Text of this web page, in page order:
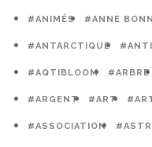
#ANIMÉS #ANNE
#ANTARCTIQUE
#AQTIBLOOM #ARBRE
#ARGENT #ART
#ASSOCIATION